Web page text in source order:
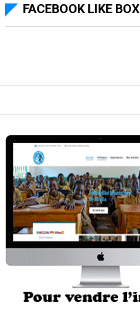
FACEBOOK LIKE BOX